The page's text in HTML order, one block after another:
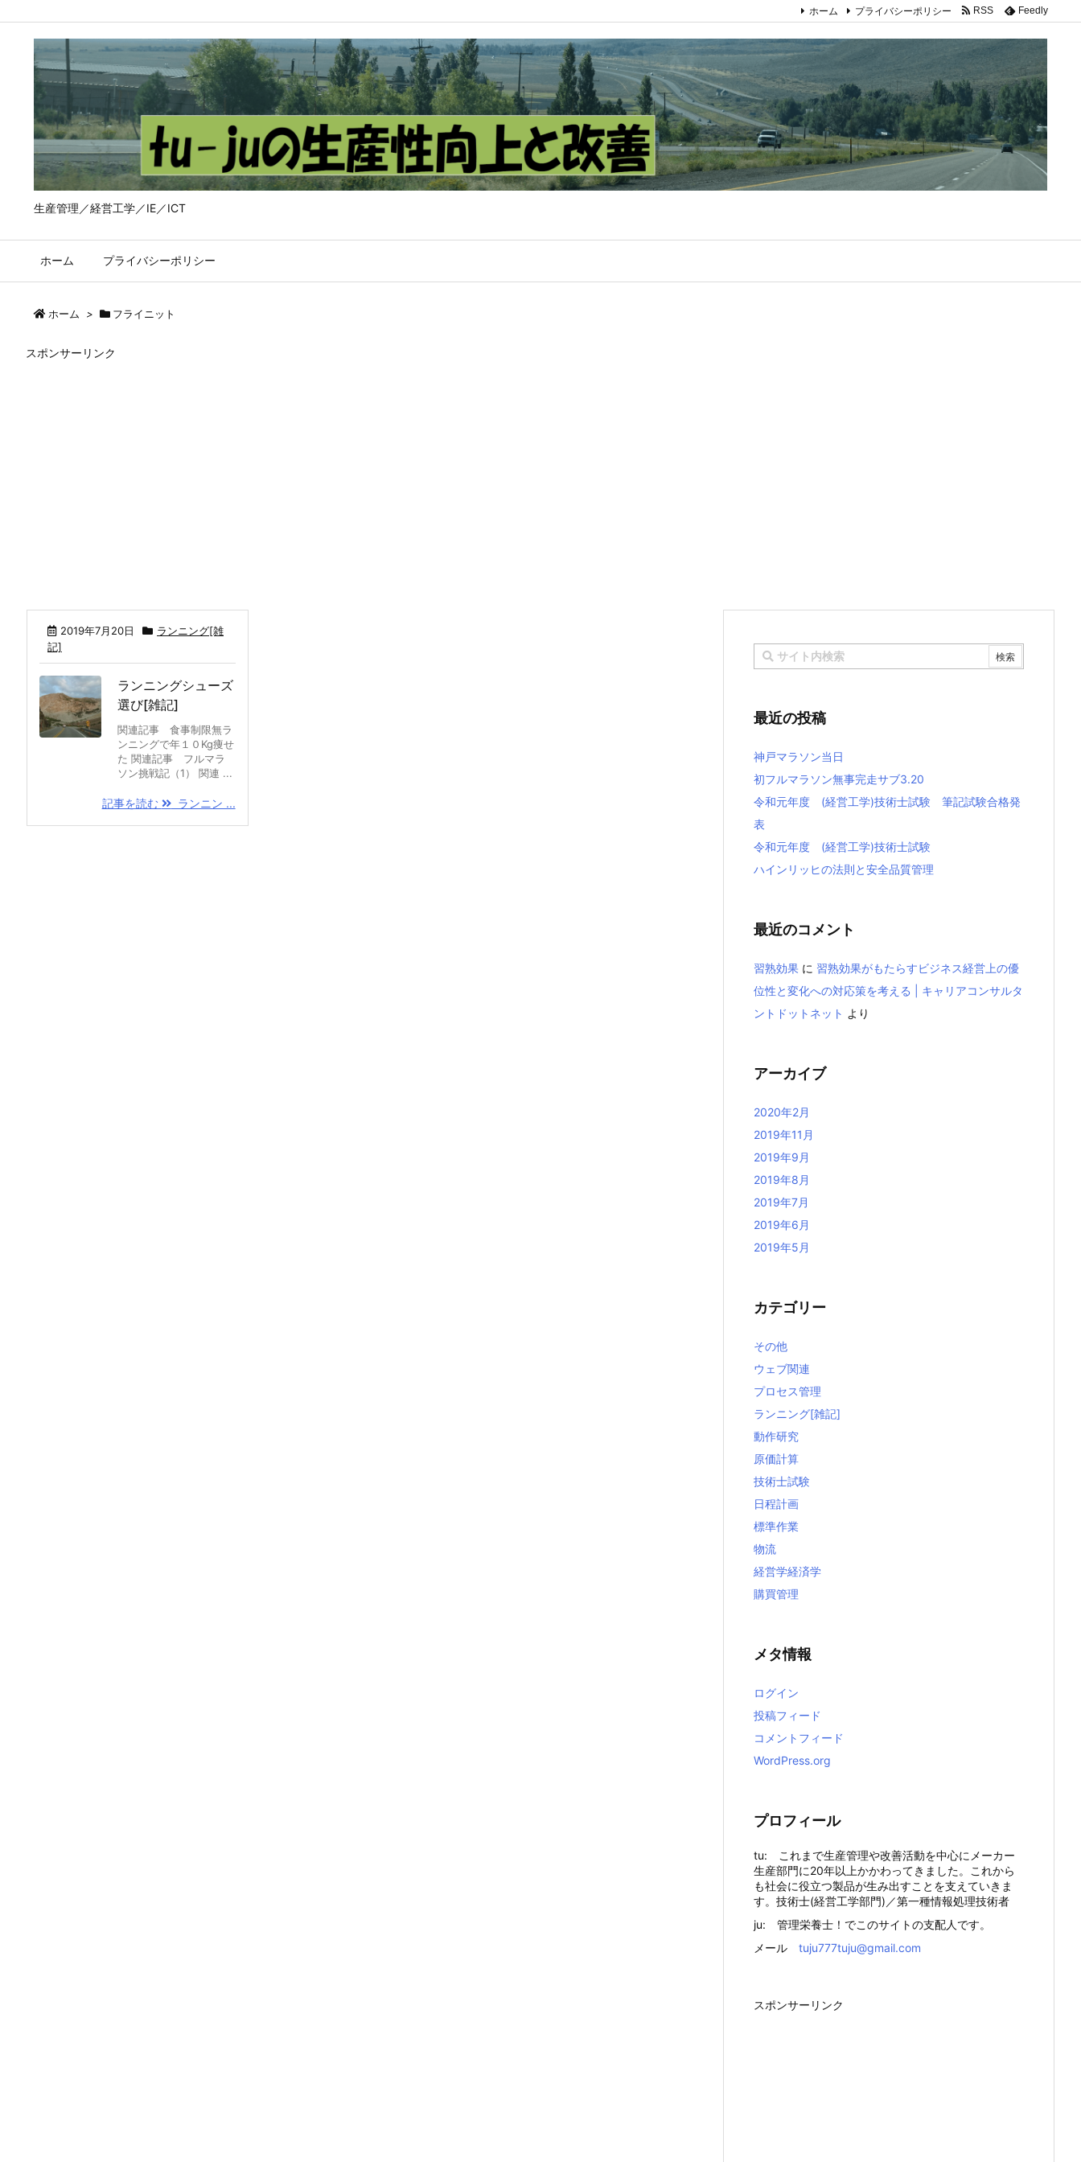
生産管理／経営工学／IE／ICT
ホーム プライバシーポリシー
ホーム プライバシーポリシー RSS Feedly
ホーム > フライニット
スポンサーリンク
2019年7月20日
ランニング[雑
記]
ランニングシューズ
選び[雑記]
関連記事 食事制限無ラ
ンニングで年１０Kg痩せ
た 関連記事 フルマラ
ソン挑戦記（1） 関連 ...
記事を読む ランニン ...
最近の投稿
神戸マラソン当日
初フルマラソン無事完走サブ3.20
令和元年度 (経営工学)技術士試験 筆記試験合格発
表
令和元年度 (経営工学)技術士試験
ハインリッヒの法則と安全品質管理
最近のコメント
習熟効果 に 習熟効果がもたらすビジネス経営上の優
位性と変化への対応策を考える | キャリアコンサルタ
ントドットネット より
アーカイブ
2020年2月
2019年11月
2019年9月
2019年8月
2019年7月
2019年6月
2019年5月
カテゴリー
その他
ウェブ関連
プロセス管理
ランニング[雑記]
動作研究
原価計算
技術士試験
日程計画
標準作業
物流
経営学経済学
購買管理
メタ情報
ログイン
投稿フィード
コメントフィード
WordPress.org
プロフィール
tu: これまで生産管理や改善活動を中心にメーカー
生産部門に20年以上かかわってきました。これから
も社会に役立つ製品が生み出すことを支えていきま
す。技術士(経営工学部門)／第一種情報処理技術者
ju: 管理栄養士！でこのサイトの支配人です。
メール tuju777tuju@gmail.com
スポンサーリンク